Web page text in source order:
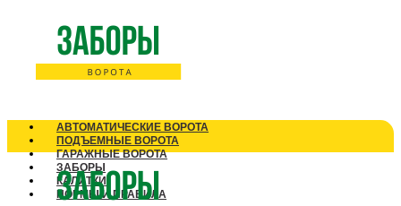
АВТОМАТИЧЕСКИЕ ВОРОТА
ПОДЪЕМНЫЕ ВОРОТА
ГАРАЖНЫЕ ВОРОТА
ЗАБОРЫ
КАЛИТКИ
НОРМЫ И ПРАВИЛА